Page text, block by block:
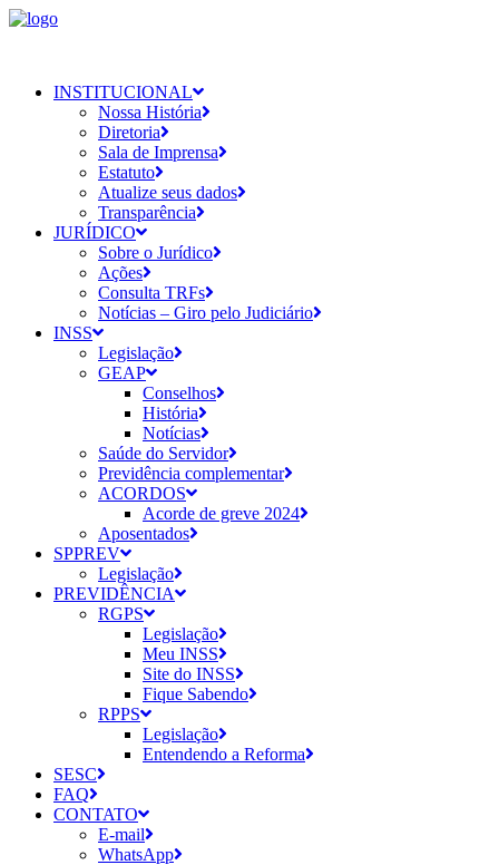
INSTITUCIONAL
Nossa História
Diretoria
Sala de Imprensa
Estatuto
Atualize seus dados
Transparência
JURÍDICO
Sobre o Jurídico
Ações
Consulta TRFs
Notícias – Giro pelo Judiciário
INSS
Legislação
GEAP
Conselhos
História
Notícias
Saúde do Servidor
Previdência complementar
ACORDOS
Acorde de greve 2024
Aposentados
SPPREV
Legislação
PREVIDÊNCIA
RGPS
Legislação
Meu INSS
Site do INSS
Fique Sabendo
RPPS
Legislação
Entendendo a Reforma
SESC
FAQ
CONTATO
E-mail
WhatsApp